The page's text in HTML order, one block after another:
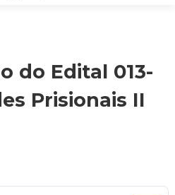
do Edital 013-
Prisionais II